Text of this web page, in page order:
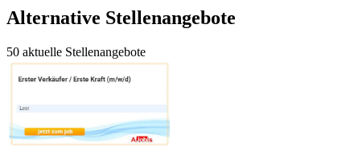
Alternative Stellenangebote
50 aktuelle Stellenangebote